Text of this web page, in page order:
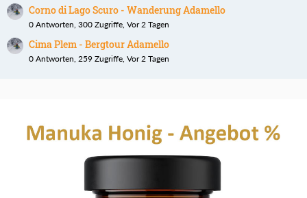
Corno di Lago Scuro - Wanderung Adamello
0 Antworten, 300 Zugriffe, Vor 2 Tagen
Cima Plem - Bergtour Adamello
0 Antworten, 259 Zugriffe, Vor 2 Tagen